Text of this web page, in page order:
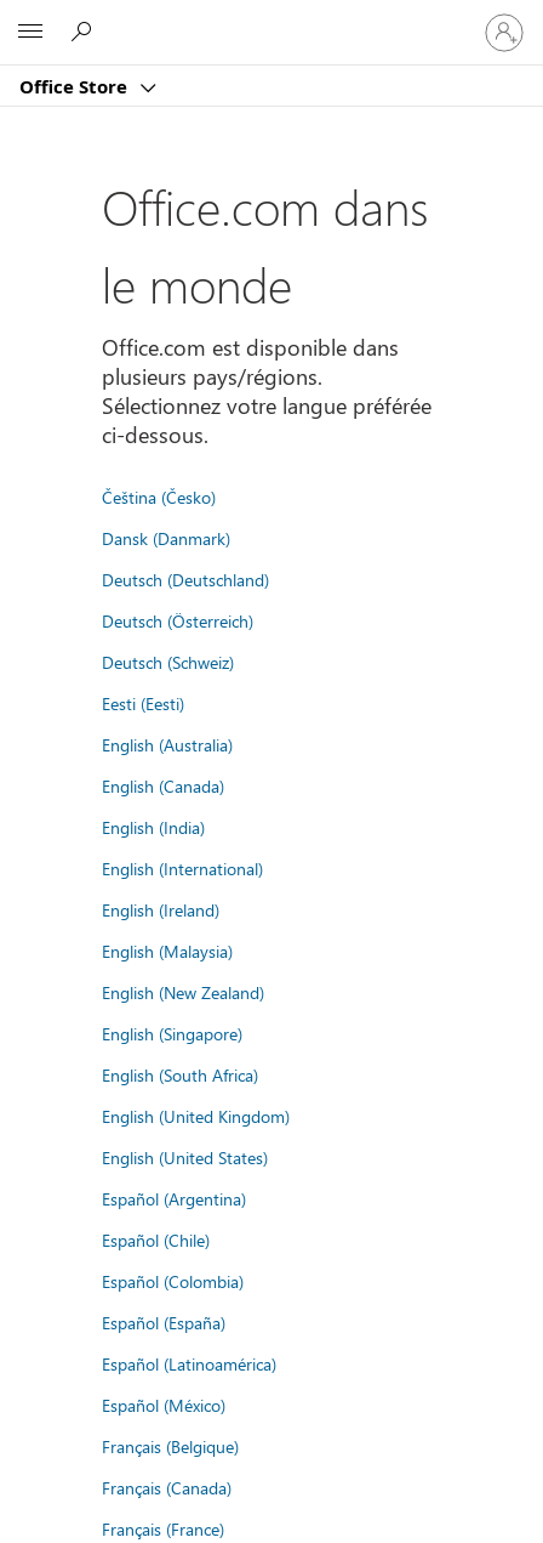
Office Store
vous
à
compte
Office.com dans
le monde
Office.com est disponible dans
plusieurs pays/régions.
Sélectionnez votre langue préférée
ci-dessous.
Čeština (Česko)
Dansk (Danmark)
Deutsch (Deutschland)
Deutsch (Österreich)
Deutsch (Schweiz)
Eesti (Eesti)
English (Australia)
English (Canada)
English (India)
English (International)
English (Ireland)
English (Malaysia)
English (New Zealand)
English (Singapore)
English (South Africa)
English (United Kingdom)
English (United States)
Español (Argentina)
Español (Chile)
Español (Colombia)
Español (España)
Español (Latinoamérica)
Español (México)
Français (Belgique)
Français (Canada)
Français (France)